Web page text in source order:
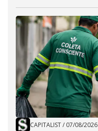
CAPITALIST/ 07/08/2026